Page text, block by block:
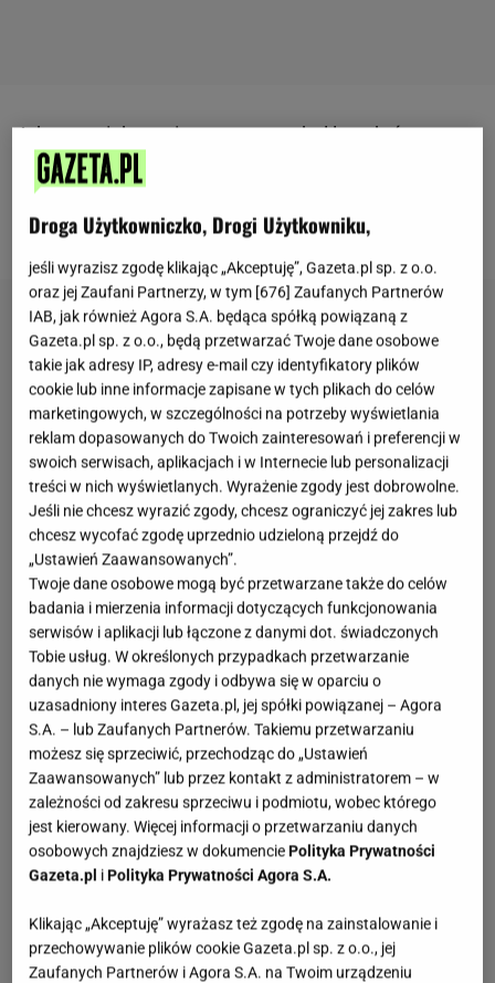
Arbuzto niekwestionowany symbol lata, który
kochamy za soczystość i słodycz. Jednak pestki,
które znajdujemy w jego miąższu, często lądują w
koszu lub na talerzu obok. Czy słusznie?
Droga Użytkowniczko, Drogi Użytkowniku,
jeśli wyrazisz zgodę klikając „Akceptuję”, Gazeta.pl sp. z o.o.
oraz jej Zaufani Partnerzy, w tym [676] Zaufanych Partnerów
IAB, jak również Agora S.A. będąca spółką powiązaną z
Gazeta.pl sp. z o.o., będą przetwarzać Twoje dane osobowe
takie jak adresy IP, adresy e-mail czy identyfikatory plików
cookie lub inne informacje zapisane w tych plikach do celów
marketingowych, w szczególności na potrzeby wyświetlania
reklam dopasowanych do Twoich zainteresowań i preferencji w
swoich serwisach, aplikacjach i w Internecie lub personalizacji
treści w nich wyświetlanych. Wyrażenie zgody jest dobrowolne.
Jeśli nie chcesz wyrazić zgody, chcesz ograniczyć jej zakres lub
chcesz wycofać zgodę uprzednio udzieloną przejdź do
„Ustawień Zaawansowanych”.
Twoje dane osobowe mogą być przetwarzane także do celów
badania i mierzenia informacji dotyczących funkcjonowania
serwisów i aplikacji lub łączone z danymi dot. świadczonych
Tobie usług. W określonych przypadkach przetwarzanie
danych nie wymaga zgody i odbywa się w oparciu o
uzasadniony interes Gazeta.pl, jej spółki powiązanej – Agora
S.A. – lub Zaufanych Partnerów. Takiemu przetwarzaniu
możesz się sprzeciwić, przechodząc do „Ustawień
Zaawansowanych” lub przez kontakt z administratorem – w
zależności od zakresu sprzeciwu i podmiotu, wobec którego
jest kierowany. Więcej informacji o przetwarzaniu danych
osobowych znajdziesz w dokumenciePolityka Prywatności
Gazeta.pl iPolityka Prywatności Agora S.A.
Klikając „Akceptuję” wyrażasz też zgodę na zainstalowanie i
przechowywanie plików cookie Gazeta.pl sp. z o.o., jej
Zaufanych Partnerów i Agora S.A. na Twoim urządzeniu